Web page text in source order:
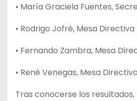
• María Graciela Fuentes,
• Rodrigo Jofré, Mesa Directiva
• Fernando Zambra, Mesa
• René Venegas, Mesa
Tras conocerse los